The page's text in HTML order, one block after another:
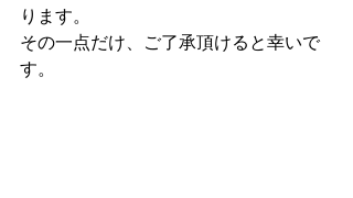
ります。
その一点だけ、ご了承頂けると幸いで
す。